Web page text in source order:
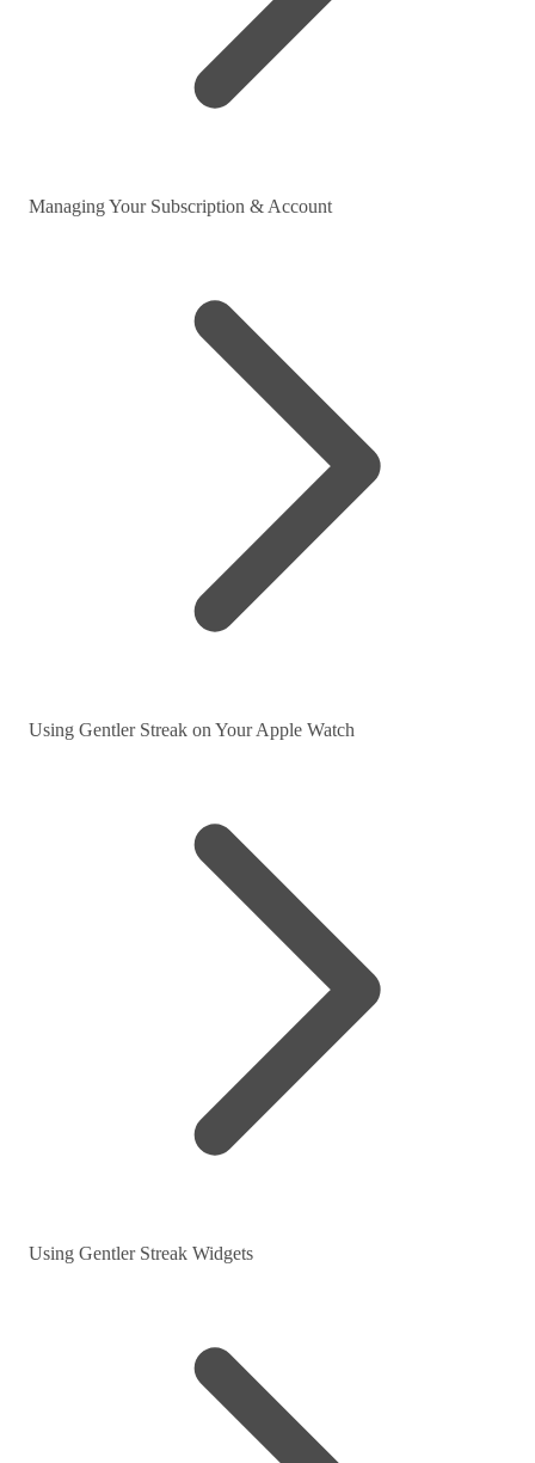
Managing Your Subscription & Account
Using Gentler Streak on Your Apple Watch
Using Gentler Streak Widgets